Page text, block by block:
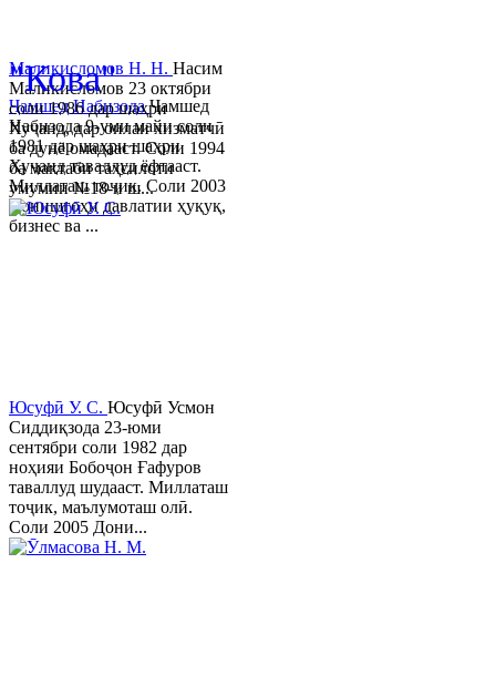
Ҷамшед НабизодаҶамшед
Набизода 9-уми майи соли
1981 дар шаҳри шаҳри
Хуҷанд таваллуд ёфтааст.
Миллаташ тоҷик. Соли 2003
Донишгоҳи давлатии ҳуқуқ,
бизнес ва ...
Маликисломов Н. Н. Насим
Маликисломов 23 октябри
соли 1986 дар шаҳри
Хуҷанд, дар оилаи хизматчӣ
ба дунё омадааст. Соли 1994
ба мактаби таҳсилоти
умумии №18-и ш...
Юсуфӣ У. C. Юсуфӣ Усмон
Сиддиқзода 23-юми
сентябри соли 1982 дар
ноҳияи Бобоҷон Ғафуров
таваллуд шудааст. Миллаташ
тоҷик, маълумоташ олӣ.
Соли 2005 Дони...
"Кова"